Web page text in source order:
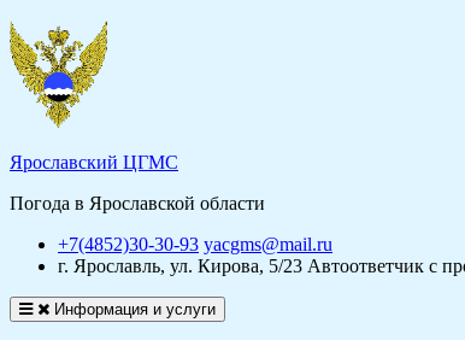
Ярославский ЦГМС
Погода в Ярославской области
+7(4852)30-30-93 yacgms@mail.ru
г. Ярославль, ул. Кирова, 5/23 Автоответчик с
Информация и услуги